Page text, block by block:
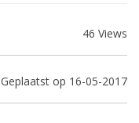
46 Views
Geplaatst op 16-05-2017